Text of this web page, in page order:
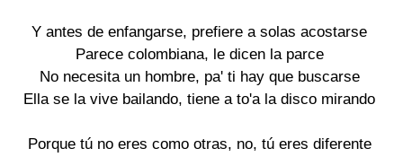
Y antes de enfangarse, prefiere a solas acostarse
Parece colombiana, le dicen la parce
No necesita un hombre, pa' ti hay que buscarse
Ella se la vive bailando, tiene a to'a la disco mirando
Porque tú no eres como otras, no, tú eres diferente